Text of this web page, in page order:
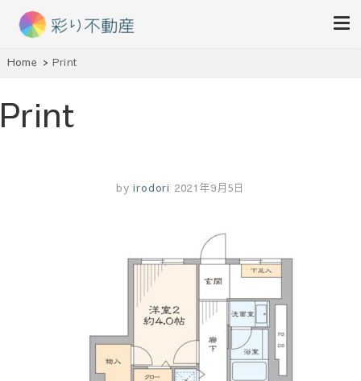
彩り不動産
Home Print
Print
by irodori 2021年9月5日